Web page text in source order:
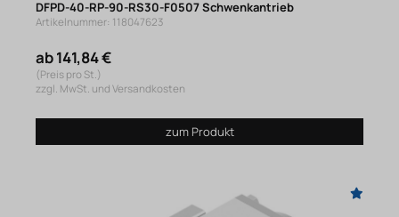
DFPD-40-RP-90-RS30-F0507 Schwenkantrieb
Artikelnummer: 118047623
ab 141,84 €
(Preis pro St.)
zzgl. MwSt. und Versandkosten
zum Produkt